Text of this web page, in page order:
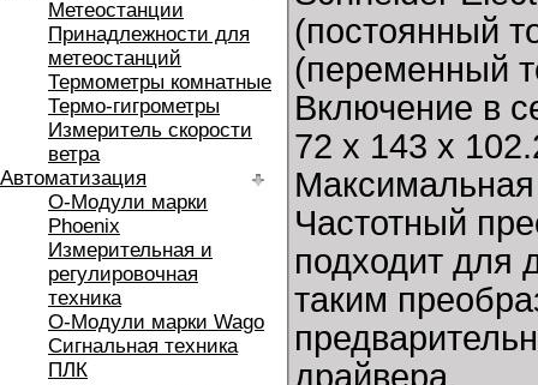
Метеостанции
Принадлежности для
метеостанций
Термометры комнатные
Термо-гигрометры
Измеритель скорости
ветра
Автоматизация
O-Модули марки
Phoenix
Измерительная и
регулировочная
техника
O-Модули марки Wago
Сигнальная техника
ПЛК
(постоянный
(переменный
Включение в
72 x 143 x
Частотный
подходит для
таким
драйвера.